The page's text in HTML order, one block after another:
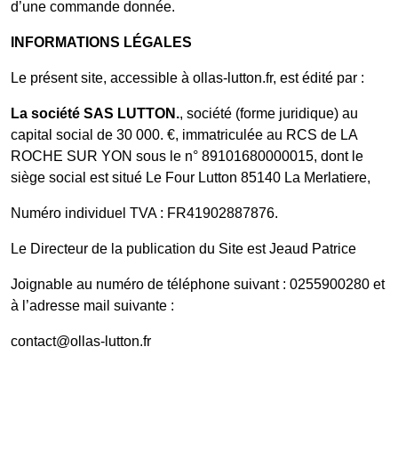
d’une commande donnée.
INFORMATIONS LÉGALES
Le présent site, accessible à ollas-lutton.fr, est édité par :
La société SAS LUTTON., société (forme juridique) au
capital social de 30 000. €, immatriculée au RCS de LA
ROCHE SUR YON sous le n° 89101680000015, dont le
siège social est situé Le Four Lutton 85140 La Merlatiere,
Numéro individuel TVA : FR41902887876.
Le Directeur de la publication du Site est Jeaud Patrice
Joignable au numéro de téléphone suivant : 0255900280 et
à l’adresse mail suivante :
contact@ollas-lutton.fr